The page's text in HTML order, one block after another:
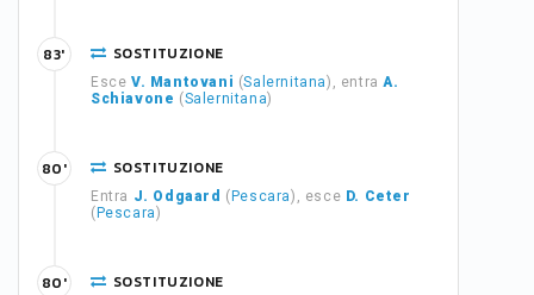
SOSTITUZIONE
Esce V. Mantovani (Salernitana), entraA.
Schiavone (Salernitana)
83'
SOSTITUZIONE
Entra J. Odgaard ( Pescara), esce D. Ceter
( Pescara)
80'
SOSTITUZIONE
80'